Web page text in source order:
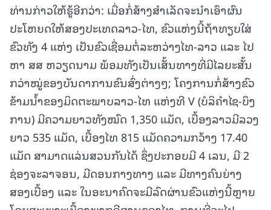
ທ່ານກ່າວໃຫ້ຮູ້ອີກວ່າ: ເມື່ອກໍ່ສ້າງສຳເລັດຈະນໍາເອົາຜົນ
ປະໂຫຍດໃຫ້ສອງປະເທດລາວ-ໄທ, ຂົວແຫ່ງນີ້ຖ້າທຽບໃສ່
ຂົວທັງ 4 ແຫ່ງ ເປັນຂົວເຊື່ອມຕໍ່ລະຫວ່າງໄທ-ລາວ ແລະ ໄປ
ຫາ ສສ ຫວຽດນາມ ພ້ອມທັງເປັນເສັ້ນທາງທີ່ມີໄລຍະສັ້ນ
ກວ່າໝູ່ຂອງບັນດາການຂົນສົ່ງຕ່າງໆ; ໂຄງການກໍ່ສ້າງຂົວ
ຂ້າມນ້ຳຂອງມິດຕະພາບລາວ-ໄທ ແຫ່ງທີ V (ບໍລິຄໍາໄຊ-ບຶງ
ການ) ມີຄວາມຍາວທັງໝົດ 1,350 ແມັດ, ເບື້ອງລາວມີລວງ
ຍາວ 535 ແມັດ, ເບື້ອງໄທ 815 ແມັດຄວາມກວ້າງ 17.40
ແມັດ ສາມາດແລ່ນສວນກັນໄດ້ ຊຶ່ງປະກອບມີ 4 ເລນ, ມີ 2
ຊ່ອງຈະລາຈອນ, ມີດອນກາງທາງ ແລະ ມີທາງຄົນຍ່າງ
ສອງເບື້ອງ ແລະ ໃນອະນາຄົດຈະມີລົດຜ່ານຂົວແຫ່ງນີ້ຫຼາຍ